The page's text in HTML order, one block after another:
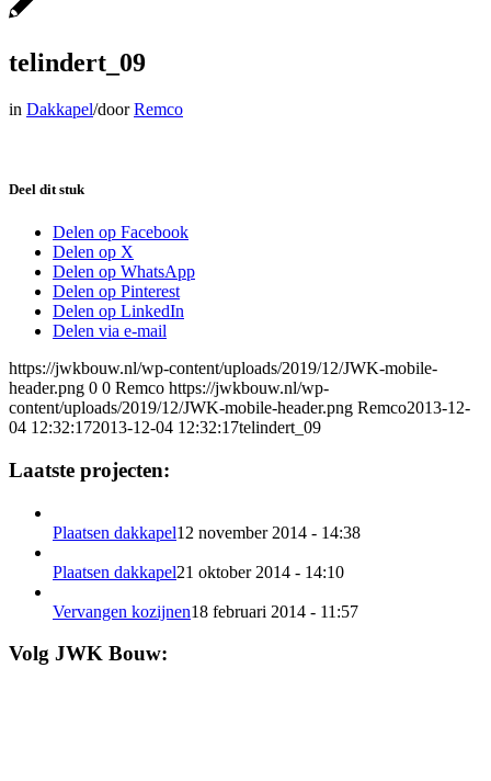
telindert_09
in Dakkapel/doorRemco
Deel dit stuk
Delen op Facebook
Delen op X
Delen op WhatsApp
Delen op Pinterest
Delen op LinkedIn
Delen via e-mail
https://jwkbouw.nl/wp-content/uploads/2019/12/JWK-mobile-
header.png 0 0 Remco https://jwkbouw.nl/wp-
content/uploads/2019/12/JWK-mobile-header.png Remco2013-12-
04 12:32:172013-12-04 12:32:17telindert_09
Laatste projecten:
Plaatsen dakkapel12 november 2014 - 14:38
Plaatsen dakkapel21 oktober 2014 - 14:10
Vervangen kozijnen18 februari 2014 - 11:57
Volg JWK Bouw: